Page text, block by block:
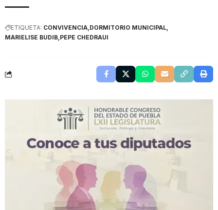
ETIQUETA: CONVIVENCIA DORMITORIO MUNICIPAL
MARIELISE BUDIB PEPE CHEDRAUI